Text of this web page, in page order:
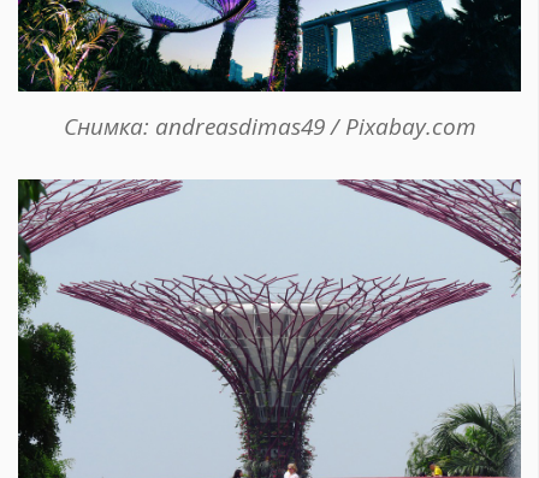
Снимка: andreasdimas49 / Pixabay.com